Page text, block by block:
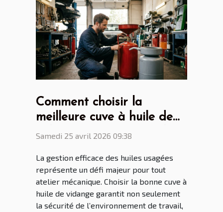
Comment choisir la
meilleure cuve à huile de
vidange pour votre atelier
Samedi 25 avril 2026 09:38
La gestion efficace des huiles usagées
représente un défi majeur pour tout
atelier mécanique. Choisir la bonne cuve à
huile de vidange garantit non seulement
la sécurité de l’environnement de travail,